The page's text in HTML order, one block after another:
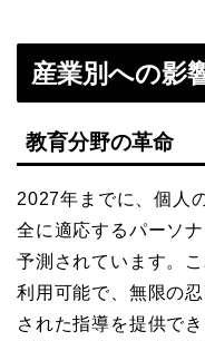
産業別への影
教育分野の革命
2027年までに、個人
全に適応するパーソ
予測されています。
利用可能で、無限の
された指導を提供でき